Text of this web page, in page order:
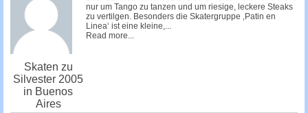
Skaten zu
Silvester 2005
in Buenos
Aires
nur um Tango zu tanzen und um riesige, leckere Steaks
zu vertilgen. Besonders die Skatergruppe ‚Patin en
Linea‘ ist eine kleine,...
Read more...